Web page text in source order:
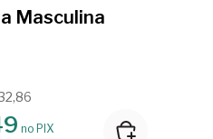
Masculina
no PIX